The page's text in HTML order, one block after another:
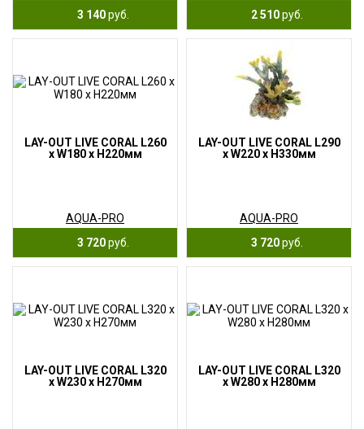
3 140руб.
2 510руб.
LAY-OUT LIVE CORAL L260
x W180 x H220мм
AQUA-PRO
3 720руб.
LAY-OUT LIVE CORAL L290
x W220 x H330мм
AQUA-PRO
3 720руб.
LAY-OUT LIVE CORAL L320
x W230 x H270мм
LAY-OUT LIVE CORAL L320
x W280 x H280мм